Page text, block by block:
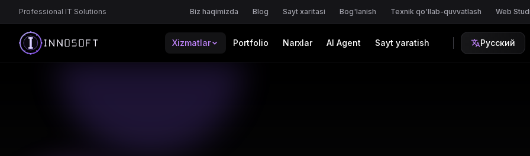
Professional IT Solutions Biz haqimizda Blog Sayt xaritasi Bog'lanish Texnik qo'llab-quvvatlash Web
Xizmatlar Portfolio Narxlar AI Agent Sayt yaratish Русский